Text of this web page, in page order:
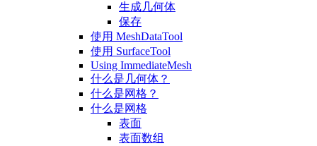
生成几何体
保存
使用 MeshDataTool
使用 SurfaceTool
Using ImmediateMesh
什么是几何体？
什么是网格？
什么是网格
表面
表面数组